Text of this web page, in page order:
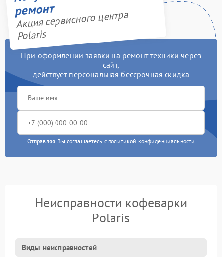
ремонт
Акция сервисного центра
Polaris
При оформлении заявки на ремонт техники через
сайт,
действует персональная бессрочная скидка
Отправляя, Вы соглашаетесь с политикой конфиденциальности
Неисправности кофеварки
Polaris
Виды неисправностей